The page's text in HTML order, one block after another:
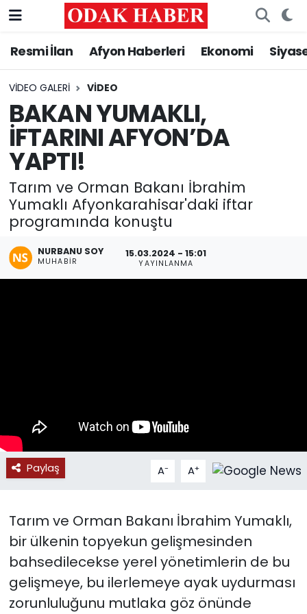
Resmi İlan Afyon Haberleri Ekonomi
VIDEO GALERI VIDEO
BAKAN YUMAKLI,
İFTARINI AFYON’DA
YAPTI!
Tarım ve Orman Bakanı İbrahim
Yumaklı Afyonkarahisar'daki iftar
programında konuştu
NURBANU SOY
MUHABIR
15.03.2024 - 15:01
YAYINLANMA
Paylaş A- A+
Tarım ve Orman Bakanı İbrahim Yumaklı,
bir ülkenin topyekun gelişmesinden
bahsedilecekse yerel yönetimlerin de bu
gelişmeye, bu ilerlemeye ayak uydurması
zorunluluğunu mutlaka göz önünde
AFYONKARAHİSAR HABERLERİ
Resmi İlan
ASAYİŞ
GÜNCEL
SİYASET
EĞİTİM
MAGAZİN
Nöbetçi Eczaneler
Hava Durumu
Trafik Durumu
Süper Lig Puan Durumu ve Fikstür
Tüm Manşetler
Son Dakika Haberleri
Haber Arşivi